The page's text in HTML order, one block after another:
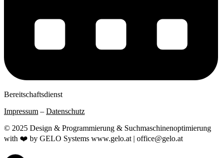
Bereitschaftsdienst
Impressum – Datenschutz
© 2025 Design & Programmierung & Suchmaschinenoptimierung
with ❤️ by GELO Systems www.gelo.at | office@gelo.at